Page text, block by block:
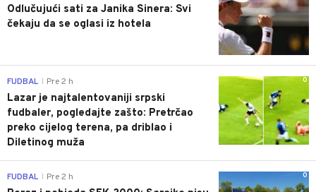
Odlučujući sati za Janika Sinera: Svi
čekaju da se oglasi iz hotela
0
FUDBAL Pre 2 h
Lazar je najtalentovaniji srpski
fudbaler, pogledajte zašto: Pretrčao
preko cijelog terena, pa driblao i
Diletinog muža
0
FUDBAL Pre 2 h